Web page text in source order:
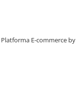
Platforma E-commerce by